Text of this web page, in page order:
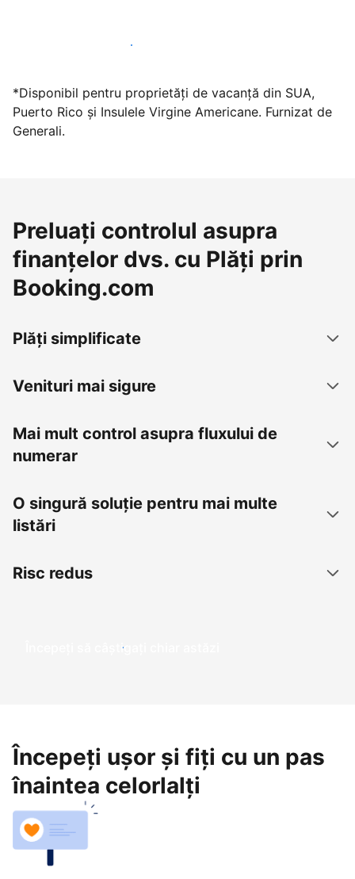
Găzduiți oaspeți cu noi chiar astăzi
*Disponibil pentru proprietăți de vacanță din SUA,
Puerto Rico și Insulele Virgine Americane. Furnizat de
Generali.
Preluați controlul asupra
finanțelor dvs. cu Plăți prin
Booking.com
Plăți simplificate
Venituri mai sigure
Mai mult control asupra fluxului de
numerar
O singură soluție pentru mai multe
listări
Risc redus
Începeți să câștigați chiar astăzi
Începeți ușor și fiți cu un pas
înaintea celorlalți